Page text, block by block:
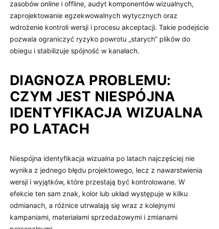
zasobów online i offline, audyt komponentów wizualnych,
zaprojektowanie egzekwowalnych wytycznych oraz
wdrożenie kontroli wersji i procesu akceptacji. Takie podejście
pozwala ograniczyć ryzyko powrotu „starych” plików do
obiegu i stabilizuje spójność w kanałach.
DIAGNOZA PROBLEMU:
CZYM JEST NIESPÓJNA
IDENTYFIKACJA WIZUALNA
PO LATACH
Niespójna identyfikacja wizualna po latach najczęściej nie
wynika z jednego błędu projektowego, lecz z nawarstwienia
wersji i wyjątków, które przestają być kontrolowane. W
efekcie ten sam znak, kolor lub układ występuje w kilku
odmianach, a różnice utrwalają się wraz z kolejnymi
kampaniami, materiałami sprzedażowymi i zmianami